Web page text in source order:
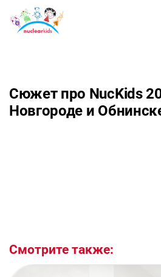
Сюжет про NucKids
Новгороде и
Смотрите также: